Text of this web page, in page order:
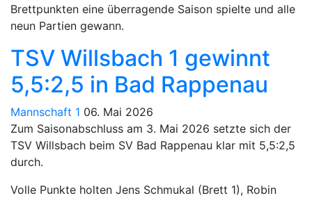
Brettpunkten eine überragende Saison spielte und alle
neun Partien gewann.
TSV Willsbach 1 gewinnt
5,5:2,5 in Bad Rappenau
Mannschaft 1 06. Mai 2026
Zum Saisonabschluss am 3. Mai 2026 setzte sich der
TSV Willsbach beim SV Bad Rappenau klar mit 5,5:2,5
durch.
Volle Punkte holten Jens Schmukal (Brett 1), Robin